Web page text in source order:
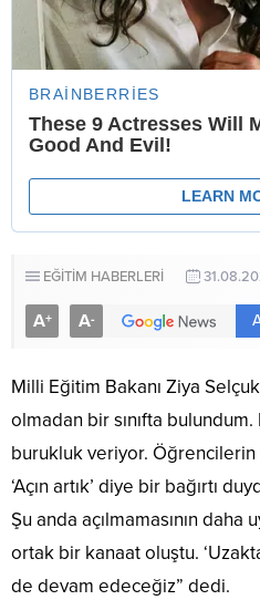
EĞİTİM HABERLERİ
A+ A-
Milli Eğitim Bakanı Ziya
olmadan bir sınıfta
burukluk veriyor. Öğrencilerin
‘Açın artık’ diye bir bağırtı
Şu anda açılmamasının
ortak bir kanaat oluştu.
de devam edeceğiz” dedi.